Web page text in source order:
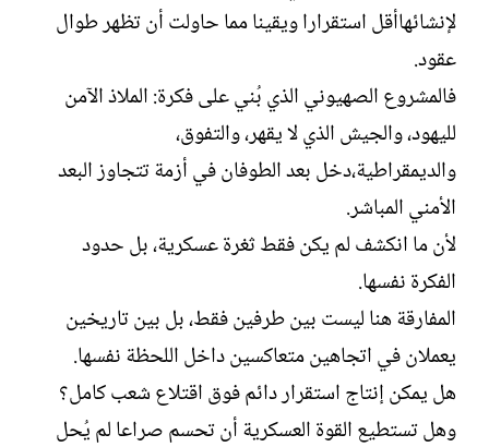
لإنشائهاأقل استقرارا ويقينا مما حاولت أن تظهر طوال
عقود.
فالمشروع الصهيوني الذي بُني على فكرة: الملاذ الآمن
لليهود، والجيش الذي لا يقهر، والتفوق،
والديمقراطية،دخل بعد الطوفان في أزمة تتجاوز البعد
الأمني المباشر.
لأن ما انكشف لم يكن فقط ثغرة عسكرية، بل حدود
الفكرة نفسها.
المفارقة هنا ليست بين طرفين فقط، بل بين تاريخين
يعملان في اتجاهين متعاكسين داخل اللحظة نفسها.
هل يمكن إنتاج استقرار دائم فوق اقتلاع شعب كامل؟
وهل تستطيع القوة العسكرية أن تحسم صراعا لم يُحل